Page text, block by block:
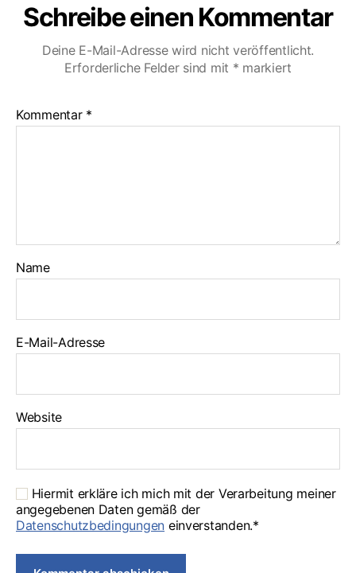
Schreibe einen Kommentar
Deine E-Mail-Adresse wird nicht veröffentlicht.
Erforderliche Felder sind mit * markiert
Kommentar *
Name
E-Mail-Adresse
Website
Hiermit erkläre ich mich mit der Verarbeitung meiner
angegebenen Daten gemäß der
Datenschutzbedingungen einverstanden.*